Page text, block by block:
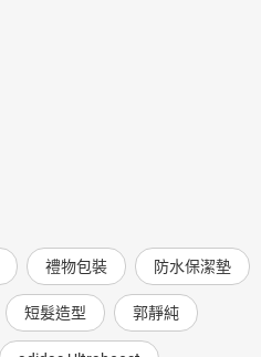
禮物包裝 防水保潔墊
短髮造型 郭靜純